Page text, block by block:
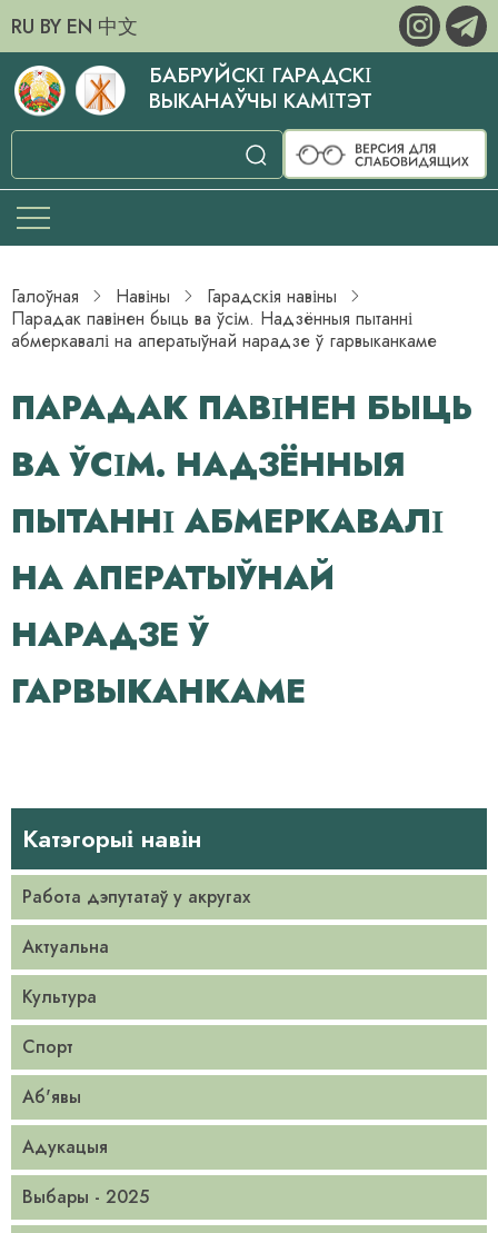
RU BY EN 中文
БАБРУЙСКІ ГАРАДСКІ
ВЫКАНАЎЧЫ КАМІТЭТ
Галоўная Навіны
Гарадскія навіны
Парадак павінен быць ва ўсім. Надзённыя пытанні
абмеркавалі на аператыўнай нарадзе ў гарвыканкаме
ПАРАДАК ПАВІНЕН БЫЦЬ
ВА ЎСІМ. НАДЗЁННЫЯ
ПЫТАННІ АБМЕРКАВАЛІ
НА АПЕРАТЫЎНАЙ
НАРАДЗЕ Ў
ГАРВЫКАНКАМЕ
Катэгорыі навін
Работа дэпутатаў у акругах
Актуальна
Культура
Спорт
Аб'явы
Адукацыя
Выбары - 2025